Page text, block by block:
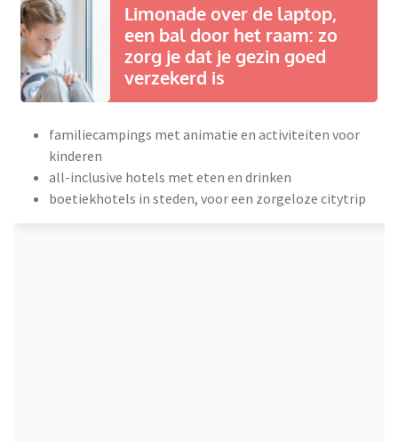
Limonade over de laptop,
een bal door het raam: zo
zorg je dat je gezin goed
verzekerd is
familiecampings met animatie en activiteiten voor
kinderen
all-inclusive hotels met eten en drinken
boetiekhotels in steden, voor een zorgeloze citytrip